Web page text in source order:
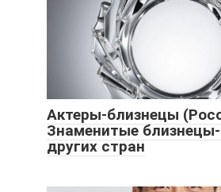
Актеры-близнецы
Знаменитые
других стран